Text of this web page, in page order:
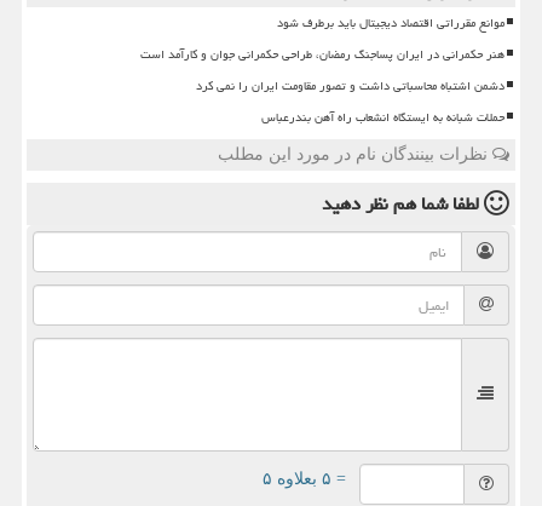
موانع مقرراتی اقتصاد دیجیتال باید برطرف شود
هنر حکمرانی در ایران پساجنگ رمضان، طراحی حکمرانی جوان و کارآمد است
دشمن اشتباه محاسباتی داشت و تصور مقاومت ایران را نمی کرد
حملات شبانه به ایستگاه انشعاب راه آهن بندرعباس
نظرات بینندگان نام در مورد این مطلب
لطفا شما همنظر دهید
= ۵ بعلاوه ۵